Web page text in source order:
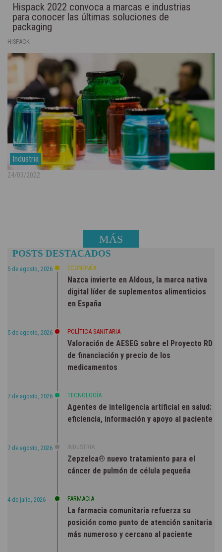
Hispack 2022 convoca a marcas e industrias
para conocer las últimas soluciones de
packaging
HISPACK
Industria
24/03/2022
MÁS
NOTICIAS
POSTS DESTACADOS
5 de agosto, 2026 ECONOMÍA
Nazca invierte en Aldous, la marca nativa
digital líder de suplementos alimenticios
en España
5 de agosto, 2026 POLÍTICA SANITARIA
Valoración de AESEG sobre el Proyecto RD
de financiación y precio de los
medicamentos
7 de agosto, 2026 TECNOLOGÍA
Agentes de inteligencia artificial en salud:
eficiencia, información y apoyo al paciente
7 de agosto, 2026 INDUSTRIA
Zepzelca® nuevo tratamiento para el
cáncer de pulmón de célula pequeña
4 de julio, 2026 FARMACIA
La farmacia comunitaria refuerza su
posición como punto de atención sanitaria
más numeroso y cercano al paciente